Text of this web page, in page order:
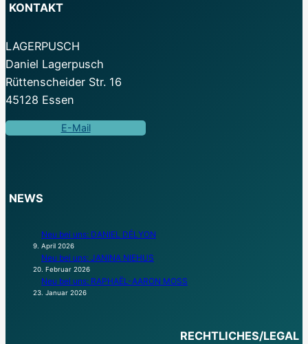
KONTAKT
LAGERPUSCH
Daniel Lagerpusch
Rüttenscheider Str. 16
45128 Essen
E-Mail
NEWS
Neu bei uns: DANIEL DÉLYON
9. April 2026
Neu bei uns: JANINA NIEHUS
20. Februar 2026
Neu bei uns: RAPHAËL-AARON MOSS
23. Januar 2026
RECHTLICHES/LEGAL